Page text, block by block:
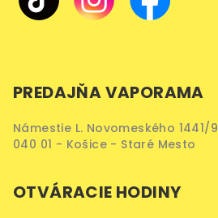
PREDAJŇA VAPORAMA
Námestie L. Novomeského 1441/9
040 01 - Košice - Staré Mesto
OTVÁRACIE HODINY